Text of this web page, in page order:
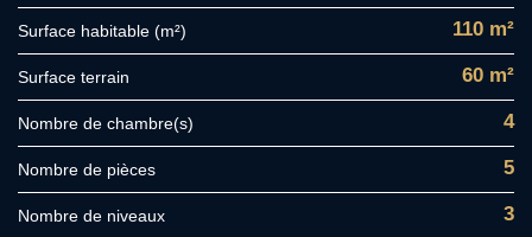
Surface habitable (m²) 110 m²
surface terrain 60 m²
Nombre de chambre(s) 4
Nombre de pièces 5
Nombre de niveaux 3